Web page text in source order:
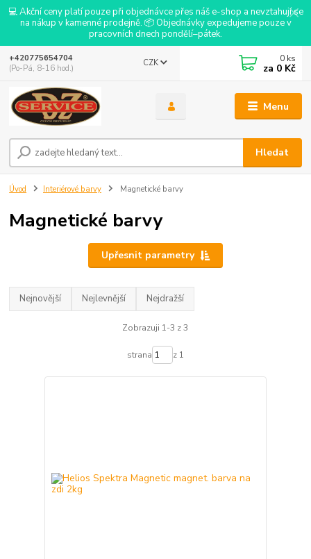
💻 Akční ceny platí pouze při objednávce přes náš e-shop a nevztahují se
na nákup v kamenné prodejně. 📦 Objednávky expedujeme pouze v
pracovních dnech pondělí–pátek.
Menu
CZK
Hledat
+420775654704
(Po-Pá, 8-16 hod.)
0 ks
za 0 Kč
Úvod Interiérové barvy Magnetické barvy
Magnetické barvy
Upřesnit parametry
Nejnovější Nejlevnější Nejdražší
Zobrazuji 1-3 z 3
strana z 1